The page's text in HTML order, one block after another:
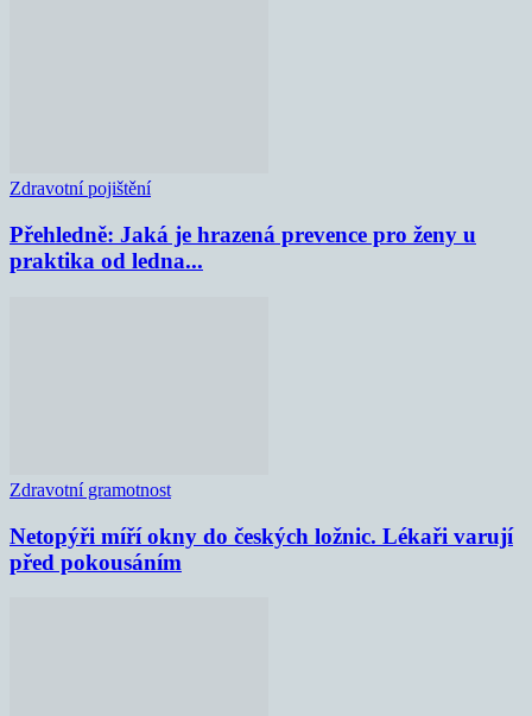
Zdravotní pojištění
Přehledně: Jaká je hrazená prevence pro ženy u
praktika od ledna...
Zdravotní gramotnost
Netopýři míří okny do českých ložnic. Lékaři varují
před pokousáním